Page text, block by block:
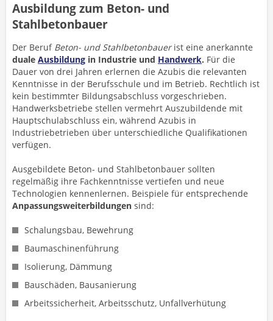
Ausbildung zum Beton- und
Stahlbetonbauer
Der Beruf Beton- und Stahlbetonbauerist eine anerkannte
duale Ausbildung in Industrie und Handwerk. Für die
Dauer von drei Jahren erlernen die Azubis die relevanten
Kenntnisse in der Berufsschule und im Betrieb. Rechtlich ist
kein bestimmter Bildungsabschluss vorgeschrieben.
Handwerksbetriebe stellen vermehrt Auszubildende mit
Hauptschulabschluss ein, während Azubis in
Industriebetrieben über unterschiedliche Qualifikationen
verfügen.
Ausgebildete Beton- und Stahlbetonbauer sollten
regelmäßig ihre Fachkenntnisse vertiefen und neue
Technologien kennenlernen. Beispiele für entsprechende
Anpassungsweiterbildungen sind:
Schalungsbau, Bewehrung
Baumaschinenführung
Isolierung, Dämmung
Bauschäden, Bausanierung
Arbeitssicherheit, Arbeitsschutz, Unfallverhütung